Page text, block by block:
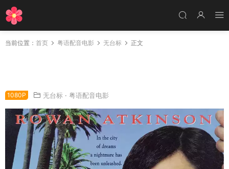
当前位置： 首页 粤语配音电影 无台标 正文
1080P 无台标 · 粤语配音电影